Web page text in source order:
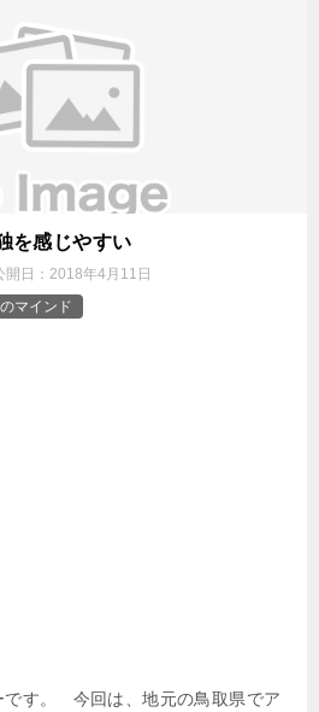
を感じやすい
開日： 2018年4月11日
マインド
す。 今回は、地元の鳥取県でア